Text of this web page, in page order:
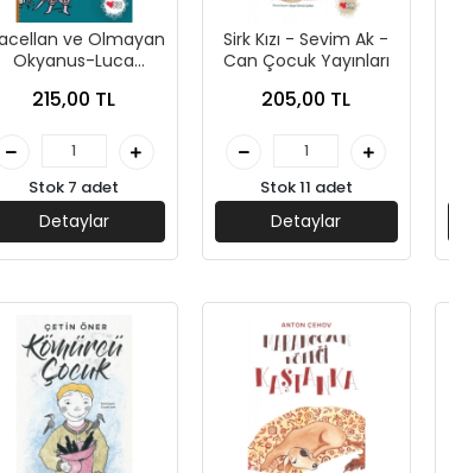
ve Olmayan
Okyanus-Luca
215,00 TL
Stok 7 adet
Detaylar
Sirk Kızı - Sevim Ak -
Can Çocuk Yayınları
205,00 TL
Stok 11 adet
Detaylar